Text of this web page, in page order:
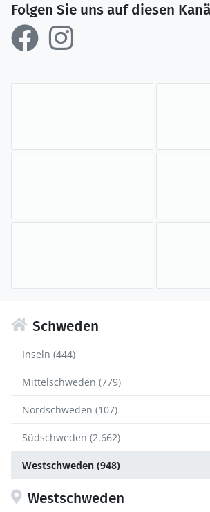
Folgen Sie uns auf diesen
Schweden
Inseln (444)
Mittelschweden (779)
Nordschweden (107)
Südschweden (2.662)
Westschweden (948)
Westschweden